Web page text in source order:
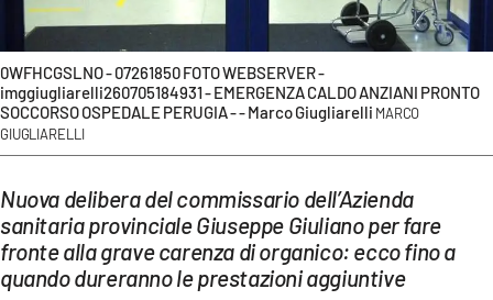
Streaming
LAC TV
LAC NETWORK
LAC ONAIR
LaC
Network
LACPLAY.IT
0WFHCGSLNO - 07261850 FOTO WEBSERVER -
imggiugliarelli260705184931 - EMERGENZA CALDO ANZIANI PRONTO
SOCCORSO OSPEDALE PERUGIA - - Marco Giugliarelli MARCO
GIUGLIARELLI
Nuova delibera del commissario dell’Azienda
sanitaria provinciale Giuseppe Giuliano per fare
fronte alla grave carenza di organico: ecco fino a
quando dureranno le prestazioni aggiuntive